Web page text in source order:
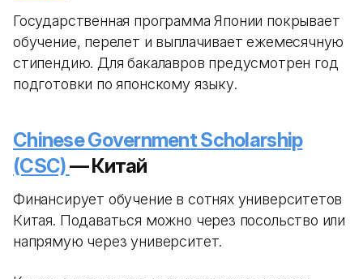
Государственная программа Японии покрывает
обучение, перелет и выплачивает ежемесячную
стипендию. Для бакалавров предусмотрен год
подготовки по японскому языку.
Chinese Government Scholarship
(CSC)— Китай
Финансирует обучение в сотнях университетов
Китая. Подаваться можно через посольство или
напрямую через университет.